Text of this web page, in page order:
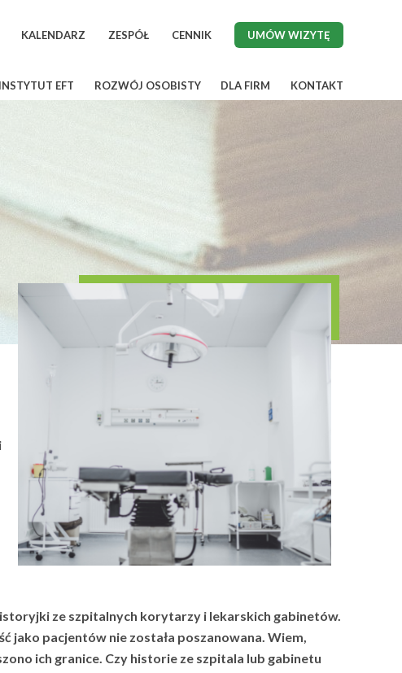
KALENDARZ ZESPÓŁ CENNIK UMÓW WIZYTĘ
INSTYTUT EFT ROZWÓJ OSOBISTY DLA FIRM KONTAKT
ze szpitalnych korytarzy i lekarskich gabinetów.
jako pacjentów nie została poszanowana. Wiem,
ich granice. Czy historie ze szpitala lub gabinetu